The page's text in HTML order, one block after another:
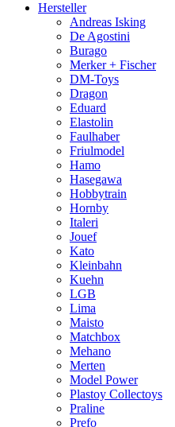
Hersteller
Andreas Isking
De Agostini
Burago
Merker + Fischer
DM-Toys
Dragon
Eduard
Elastolin
Faulhaber
Friulmodel
Hamo
Hasegawa
Hobbytrain
Hornby
Italeri
Jouef
Kato
Kleinbahn
Kuehn
LGB
Lima
Maisto
Matchbox
Mehano
Merten
Model Power
Plastoy Collectoys
Praline
Prefo